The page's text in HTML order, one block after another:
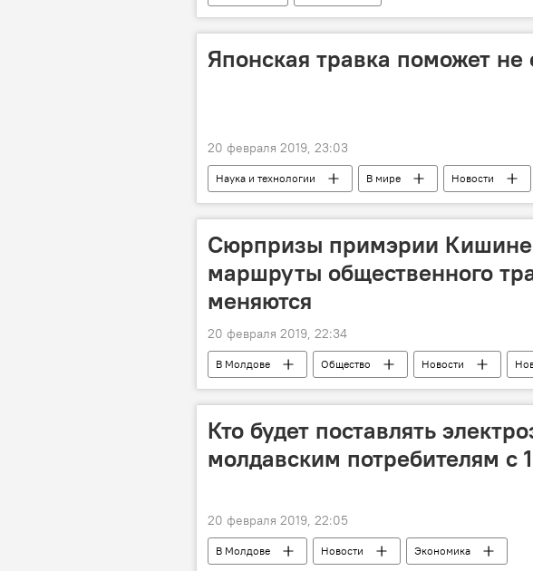
Японская травка поможет не
20 февраля 2019, 23:03
Наука и технологии В мире Новости
Сюрпризы примэрии
маршруты общественного
меняются
20 февраля 2019, 22:34
В Молдове Общество Новости
Кто будет поставлять
молдавским потребителям с
20 февраля 2019, 22:05
В Молдове Новости Экономика